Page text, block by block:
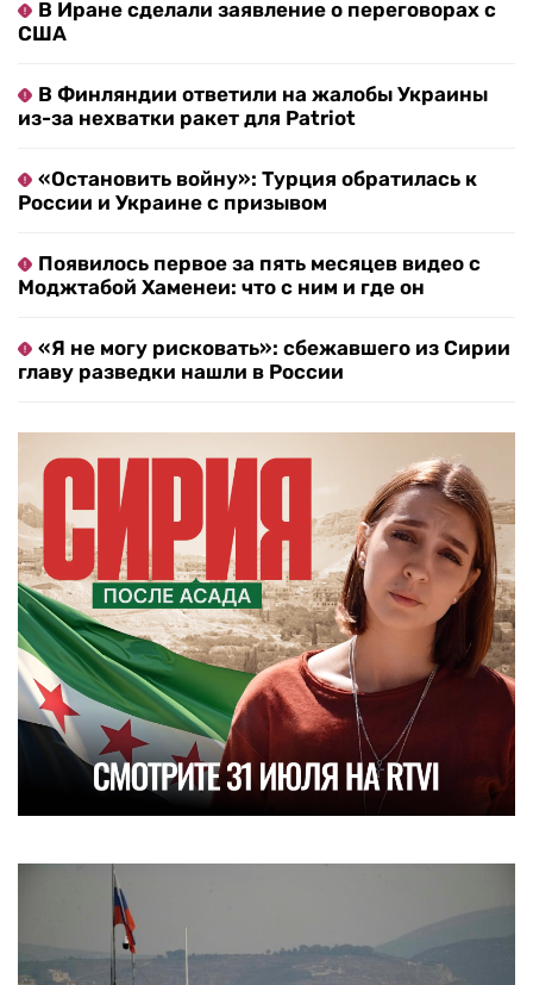
В Иране сделали заявление о переговорах с
США
В Финляндии ответили на жалобы Украины
из-за нехватки ракет для Patriot
«Остановить войну»: Турция обратилась к
России и Украине с призывом
Появилось первое за пять месяцев видео с
Моджтабой Хаменеи: что с ним и где он
«Я не могу рисковать»: сбежавшего из Сирии
главу разведки нашли в России